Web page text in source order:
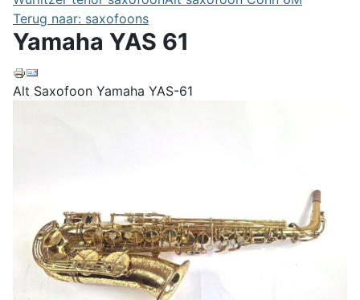
Terug naar: saxofoons
Yamaha YAS 61
Alt Saxofoon Yamaha YAS-61